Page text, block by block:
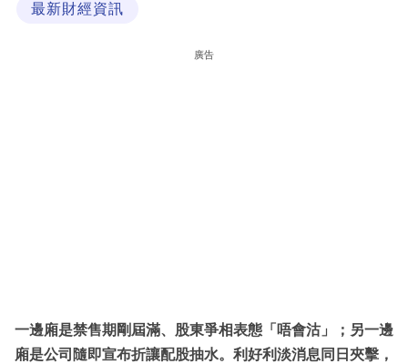
場
最新財經資訊
廣告
一邊廂是禁售期剛屆滿、股東爭相表態「唔會沽」；另一邊
廂是公司隨即宣布折讓配股抽水。利好利淡消息同日夾擊，